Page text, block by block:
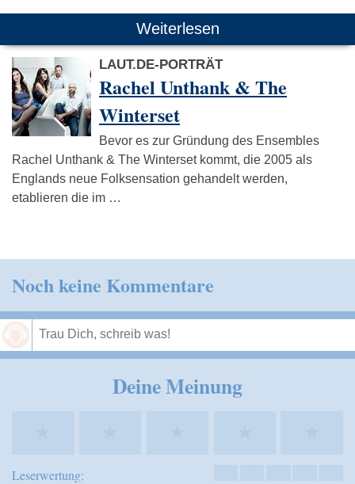
Weiterlesen
LAUT.DE-PORTRÄT
Rachel Unthank & The
Winterset
Bevor es zur Gründung des Ensembles
Rachel Unthank & The Winterset kommt, die 2005 als
Englands neue Folksensation gehandelt werden,
etablieren die im …
Noch keine Kommentare
Deine Meinung
Leserwertung: